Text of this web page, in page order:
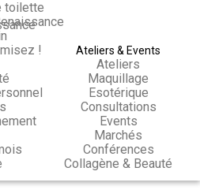
toilette
!
Ateliers & Events
Ateliers
Maquillage
Esotérique
Consultations
Events
Marchés
Conférences
Collagène & Beauté